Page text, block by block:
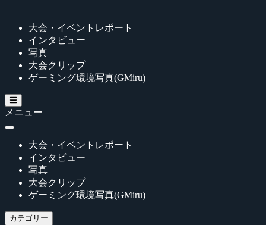
大会・イベントレポート
インタビュー
写真
大会クリップ
ゲーミング環境写真(GMiru)
メニュー
大会・イベントレポート
インタビュー
写真
大会クリップ
ゲーミング環境写真(GMiru)
カテゴリー